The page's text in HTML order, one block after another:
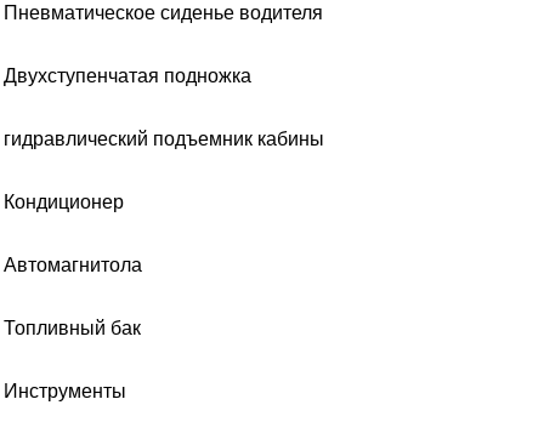
Пневматическое сиденье водителя
Двухступенчатая подножка
гидравлический подъемник кабины
Кондиционер
Автомагнитола
Топливный бак
Инструменты